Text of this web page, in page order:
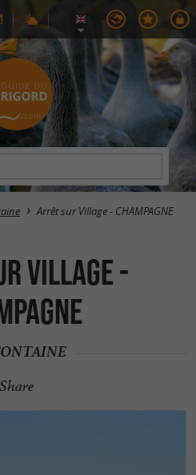
Arrêt sur Village - CHAMPAGNE
Village -
Share